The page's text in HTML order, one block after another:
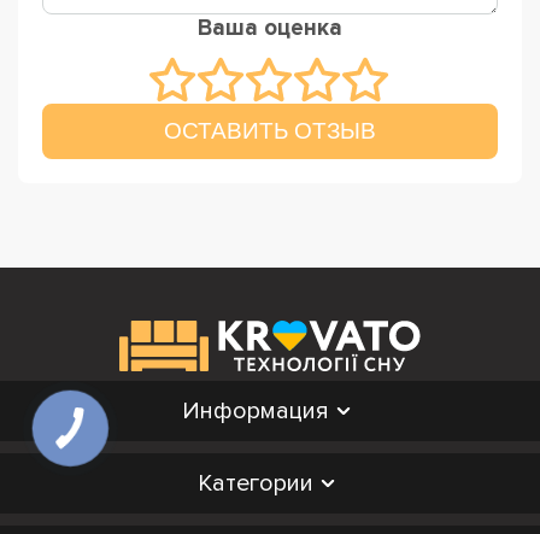
Ваша оценка
ОСТАВИТЬ ОТЗЫВ
Информация
Категории